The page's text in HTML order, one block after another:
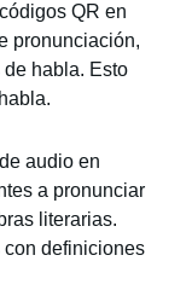
QR en
pronunciación,
habla. Esto
audio en
a pronunciar
literarias.
con definiciones